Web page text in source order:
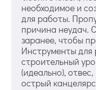
необходимое и
для работы.
причина неудач.
заранее, чтобы
Инструменты для
строительный
(идеально),
острый